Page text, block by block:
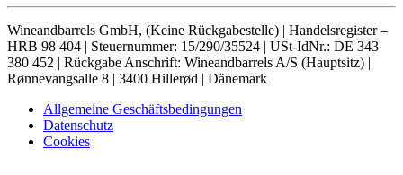
Wineandbarrels GmbH, (Keine Rückgabestelle) | Handelsregister –
HRB 98 404 | Steuernummer: 15/290/35524 | USt-IdNr.: DE 343
380 452 | Rückgabe Anschrift: Wineandbarrels A/S (Hauptsitz) |
Rønnevangsalle 8 | 3400 Hillerød | Dänemark
Allgemeine Geschäftsbedingungen
Datenschutz
Cookies